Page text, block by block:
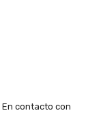
En contacto con